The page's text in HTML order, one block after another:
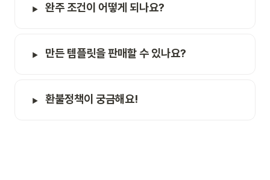
완주 조건이 어떻게 되나요?
만든 템플릿을 판매할 수 있나요?
환불정책이 궁금해요!